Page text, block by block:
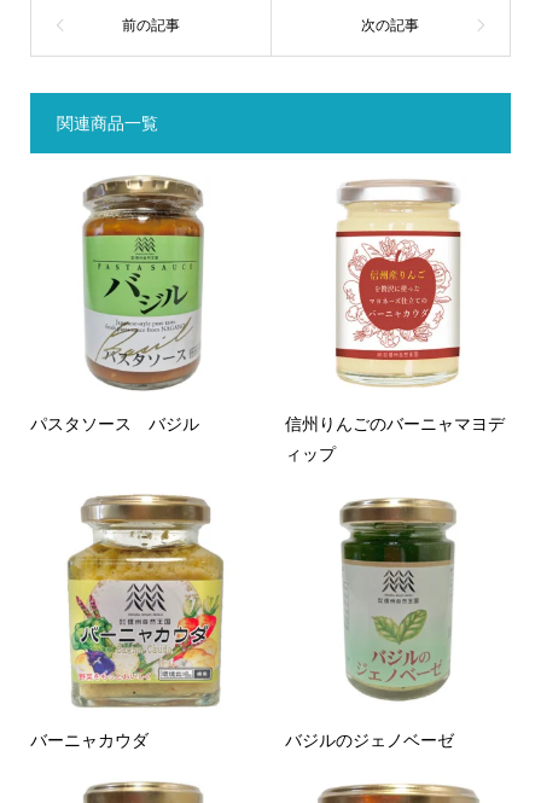
関連商品一覧
パスタソース バジル
信州りんごのバーニャマヨデ
ィップ
バーニャカウダ バジルのジェノベーゼ